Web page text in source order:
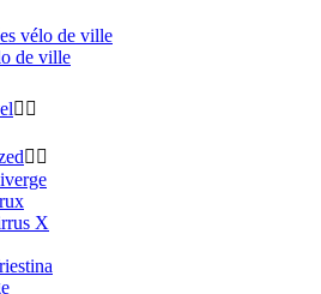
vélo de ville
de ville
 
 
X